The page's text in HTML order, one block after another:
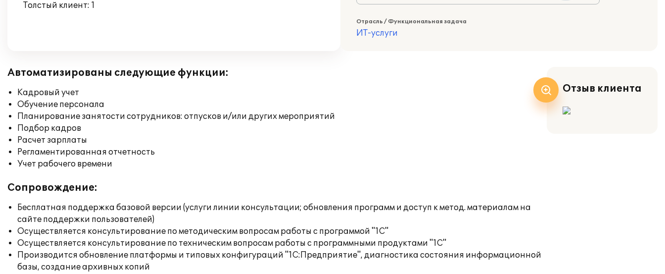
Толстый клиент: 1
Отрасль / Функциональная задача
ИТ-услуги
Автоматизированы следующие функции:
Кадровый учет
Обучение персонала
Планирование занятости сотрудников: отпусков и/или других мероприятий
Подбор кадров
Расчет зарплаты
Регламентированная отчетность
Учет рабочего времени
Сопровождение:
Бесплатная поддержка базовой версии (услуги линии консультации; обновления программ и доступ к метод. материалам на
сайте поддержки пользователей)
Осуществляется консультирование по методическим вопросам работы с программой "1С"
Осуществляется консультирование по техническим вопросам работы с программными продуктами "1С"
Производится обновление платформы и типовых конфигураций "1С:Предприятие", диагностика состояния информационной
базы, создание архивных копий
Отзыв клиента